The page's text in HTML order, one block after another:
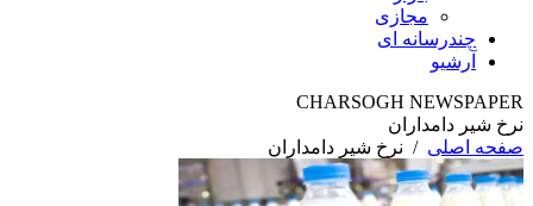
مجازی
چندرسانه ای
آرشیو
CHARSOGH NEWSPAPER
نرخ شیر دامداران
صفحه اصلی / نرخ شیر دامداران